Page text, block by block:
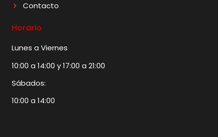
Contacto
Horario
Lunes a Viernes
10:00 a 14:00 y 17:00 a 21:00
Sábados:
10:00 a 14:00